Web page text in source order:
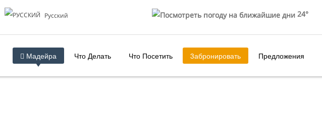
Pусский 24°
Мадейра Что Делать Что Посетить 3абронировать Предложения